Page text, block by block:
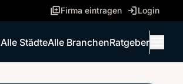
Firma eintragen Login
Alle StädteAlle BranchenRatgeber